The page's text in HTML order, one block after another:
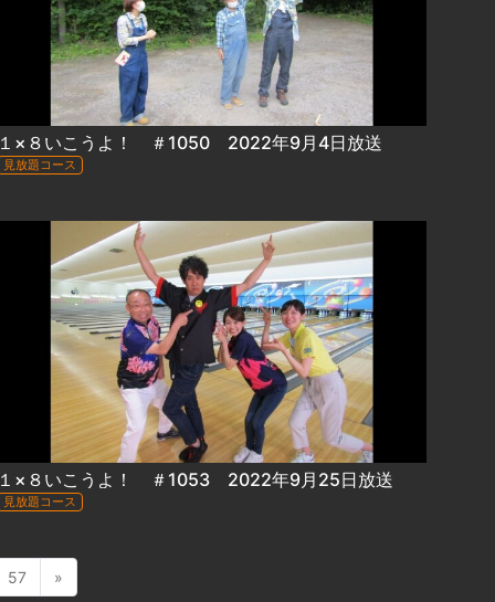
１×８いこうよ！ ＃1050 2022年9月4日放送
見放題コース
１×８いこうよ！ ＃1053 2022年9月25日放送
見放題コース
57 »